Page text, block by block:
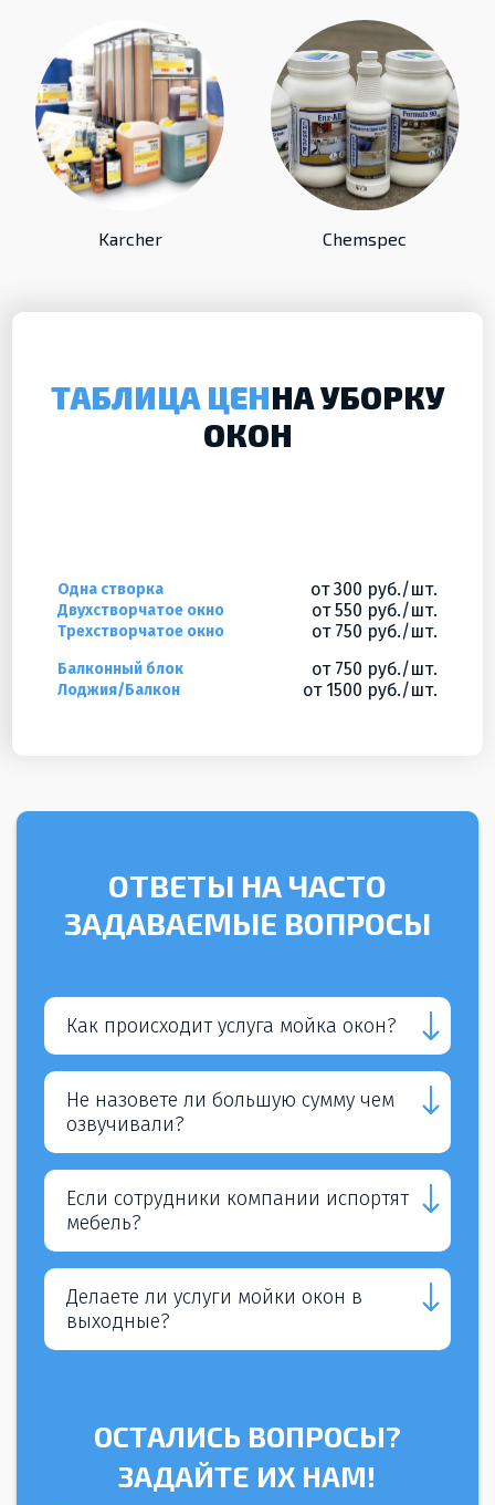
Karcher Chemspec
ТАБЛИЦА ЦЕННА УБОРКУ
ОКОН
Одна створка от 300 руб./шт.
Двухстворчатое окно от 550 руб./шт.
Трехстворчатое окно от 750 руб./шт.
Балконный блок от 750 руб./шт.
Лоджия/Балкон от 1500 руб./шт.
ОТВЕТЫ НА ЧАСТО
ЗАДАВАЕМЫЕ ВОПРОСЫ
Как происходит услуга мойка окон?
Не назовете ли большую сумму чем
озвучивали?
Если сотрудники компании испортят
мебель?
Делаете ли услуги мойки окон в
выходные?
ОСТАЛИСЬ ВОПРОСЫ?
ЗАДАЙТЕ ИХ НАМ!